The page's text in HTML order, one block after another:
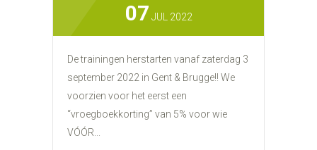
07 JUL 2022
De trainingen herstarten vanaf zaterdag 3
september 2022 in Gent & Brugge!! We
voorzien voor het eerst een
“vroegboekkorting” van 5% voor wie
VÓÓR...